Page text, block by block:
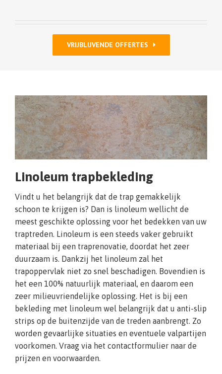
VRIJBLIJVENDE OFFERTES
Linoleum trapbekleding
Vindt u het belangrijk dat de trap gemakkelijk
schoon te krijgen is? Dan is linoleum wellicht de
meest geschikte oplossing voor het bedekken van uw
traptreden. Linoleum is een steeds vaker gebruikt
materiaal bij een traprenovatie, doordat het zeer
duurzaam is. Dankzij het linoleum zal het
trapoppervlak niet zo snel beschadigen. Bovendien is
het een 100% natuurlijk materiaal, en daarom een
zeer milieuvriendelijke oplossing. Het is bij een
bekleding met linoleum wel belangrijk dat u anti-slip
strips op de buitenzijde van de treden aanbrengt. Zo
worden gevaarlijke situaties en eventuele valpartijen
voorkomen. Vraag via het contactformulier naar de
prijzen en voorwaarden.